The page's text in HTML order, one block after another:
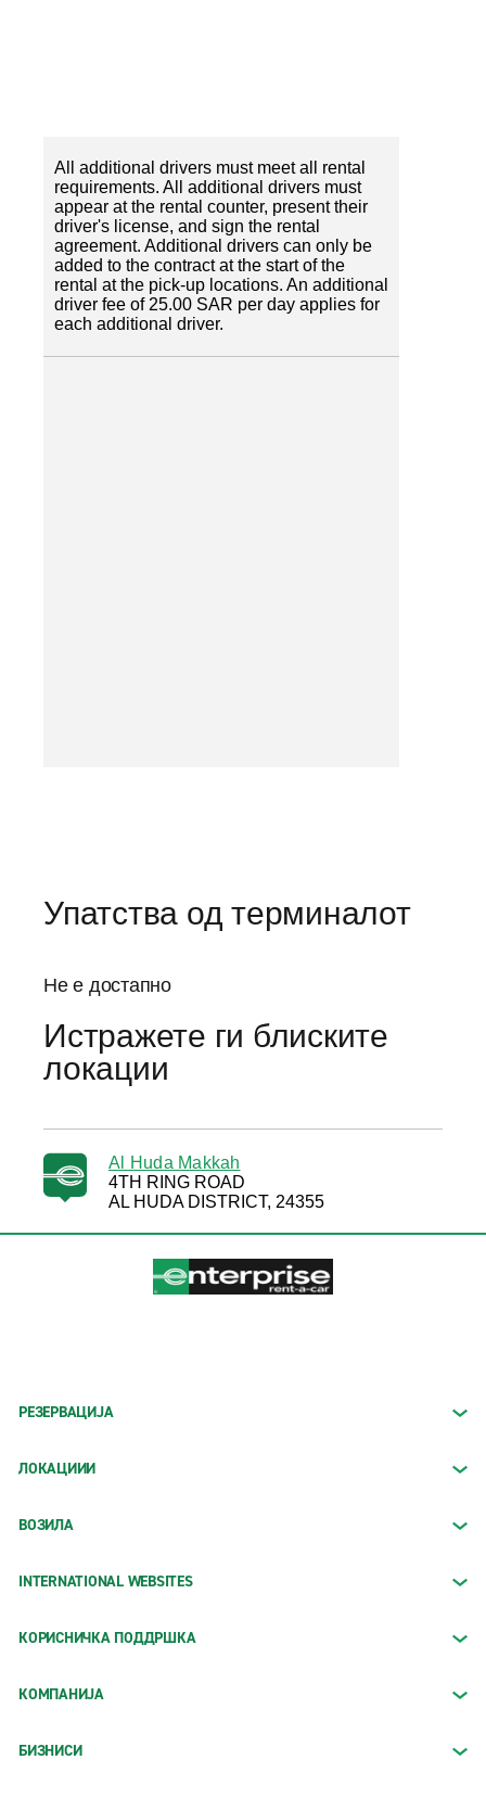
All additional drivers must meet all rental
requirements. All additional drivers must
appear at the rental counter, present their
driver's license, and sign the rental
agreement. Additional drivers can only be
added to the contract at the start of the
rental at the pick-up locations. An additional
driver fee of 25.00 SAR per day applies for
each additional driver.
Упатства од терминалот
Не е достапно
Истражете ги блиските
локации
Al Huda Makkah
4TH RING ROAD
AL HUDA DISTRICT, 24355
РЕЗЕРВАЦИЈА
ЛОКАЦИИИ
ВОЗИЛА
INTERNATIONAL WEBSITES
КОРИСНИЧКА ПОДДРШКА
КОМПАНИЈА
БИЗНИСИ